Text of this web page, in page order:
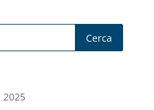
2025